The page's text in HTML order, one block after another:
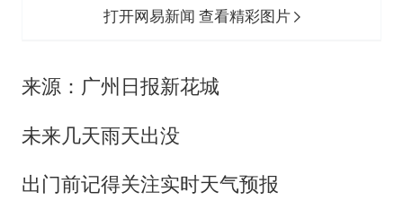
打开网易新闻 查看精彩图片
来源：广州日报新花城
未来几天雨天出没
出门前记得关注实时天气预报